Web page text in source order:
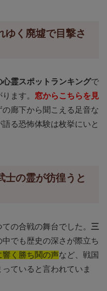
ゆく廃墟で目撃さ
心霊スポットランキングで
ます。 窓からこちらを見
廊下から聞こえる足音な
る恐怖体験は枚挙にいと
士の霊が彷徨うと
の合戦の舞台でした。 三
中でも歴史の深さが際立ち
く勝ち鬨の声など、戦国
ていると言われていま